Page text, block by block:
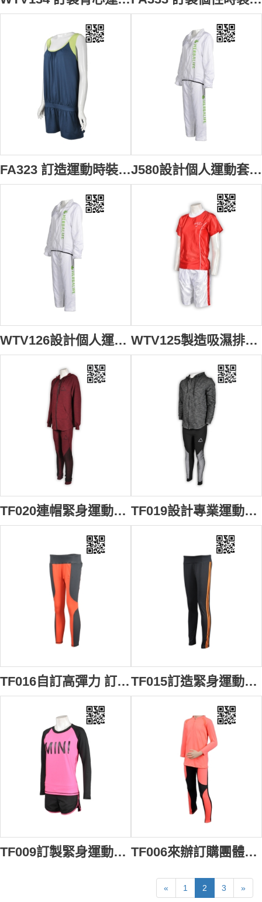
FA323 訂造運動時裝款式 設計套裝時裝款式 一套過 自製時裝款式 時裝專營 J580設計個人運動套裝 訂製專業運動套裝 TRACK SUITS套裝 自定運動套裝 運動套裝專業制服店
WTV126設計個人運動套裝 訂製專業運動套裝 TRACK SUITS套裝 自定運動套餐 運動套裝專業制服店 白色 WTV125製造吸濕排汗運動套裝 組隊波衫 訂造輕薄舒適運動套裝 大量訂造運動套裝 運動套裝製造商 紅色衣服 白色褲子
TF020連帽緊身運動套裝 花色 花紗外套 訂購拉鏈運動套裝 製造潮流緊身運動套裝 緊身運動套裝中心 TF019設計專業運動套裝 訂購潮流緊身運動套裝 製作個性運動套裝 緊身運動套裝製造商
TF016自訂高彈力 訂做貼身運動褲 自製緊身衣 訂造緊身運動長褲 訂購團體緊身運動款 緊身運動服專門店 TF015訂造緊身運動長褲 專業訂購跑步運動褲 自製緊身跑褲 緊身褲英文 緊身褲供應商HK
TF009訂製緊身運動衫 設計個性運動短褲 自製緊身運動裝 跑步運動服搭配 緊身運動衫專門店 TF006來辦訂購團體運動套裝 度身訂製跑步運動服 設計緊身運動服中心 自製緊身供應商HK
« 1 2 3 »